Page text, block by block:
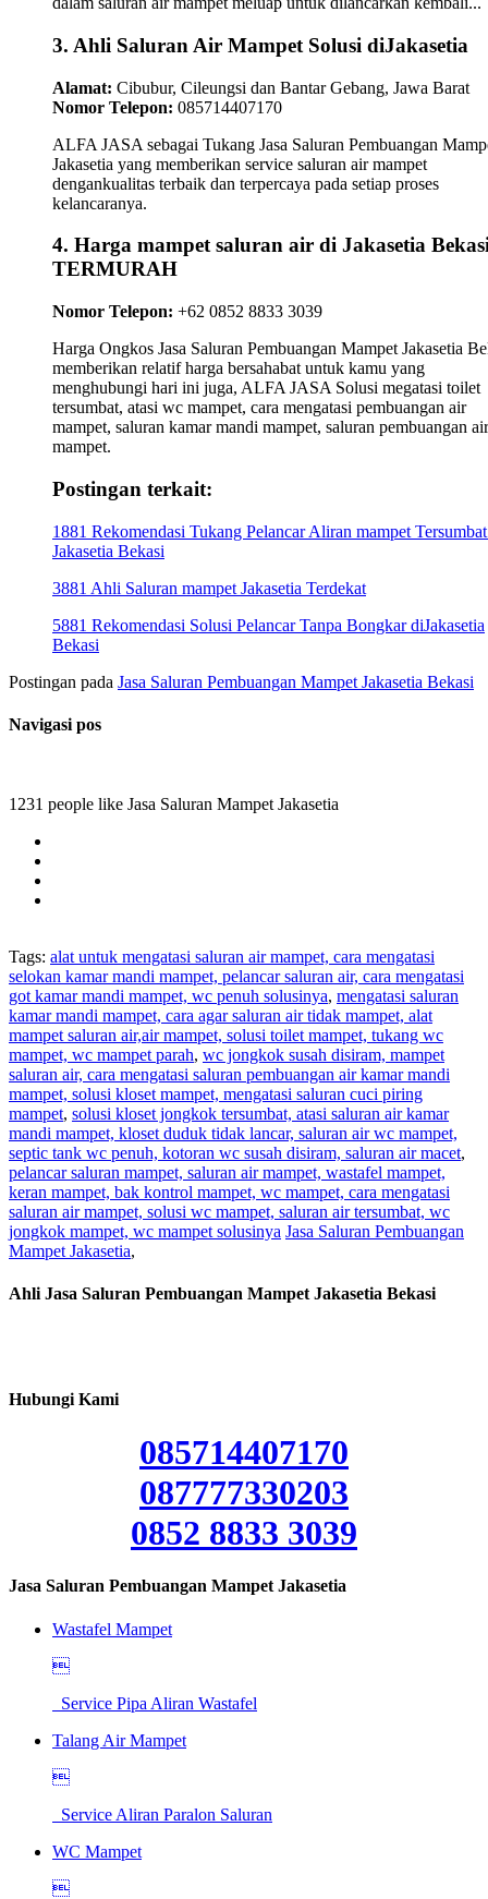
3. Ahli Saluran Air Mampet Solusi diJakasetia
Alamat: Cibubur, Cileungsi dan Bantar Gebang, Jawa Barat
Nomor Telepon: 085714407170
ALFA JASA sebagai Tukang Jasa Saluran Pembuangan
Jakasetia yang memberikan service saluran air mampet
dengankualitas terbaik dan terpercaya pada setiap proses
kelancaranya.
4. Harga mampet saluran air di Jakasetia
TERMURAH
Nomor Telepon: +62 0852 8833 3039
Harga Ongkos Jasa Saluran Pembuangan Mampet Jakasetia
memberikan relatif harga bersahabat untuk kamu yang
menghubungi hari ini juga, ALFA JASA Solusi megatasi toilet
tersumbat, atasi wc mampet, cara mengatasi pembuangan air
mampet, saluran kamar mandi mampet, saluran pembuangan air
mampet.
Postingan terkait:
1881 Rekomendasi Tukang Pelancar Aliran mampet
Jakasetia Bekasi
3881 Ahli Saluran mampet Jakasetia Terdekat
5881 Rekomendasi Solusi Pelancar Tanpa Bongkar diJakasetia
Bekasi
Postingan pada Jasa Saluran Pembuangan Mampet Jakasetia Bekasi
Navigasi pos
1231 people like Jasa Saluran Mampet Jakasetia
Tags: alat untuk mengatasi saluran air mampet, cara mengatasi
selokan kamar mandi mampet, pelancar saluran air, cara mengatasi
got kamar mandi mampet, wc penuh solusinya, mengatasi saluran
kamar mandi mampet, cara agar saluran air tidak mampet, alat
mampet saluran air,air mampet, solusi toilet mampet, tukang wc
mampet, wc mampet parah, wc jongkok susah disiram, mampet
saluran air, cara mengatasi saluran pembuangan air kamar mandi
mampet, solusi kloset mampet, mengatasi saluran cuci piring
mampet, solusi kloset jongkok tersumbat, atasi saluran air kamar
mandi mampet, kloset duduk tidak lancar, saluran air wc mampet,
septic tank wc penuh, kotoran wc susah disiram, saluran air macet,
pelancar saluran mampet, saluran air mampet, wastafel mampet,
keran mampet, bak kontrol mampet, wc mampet, cara mengatasi
saluran air mampet, solusi wc mampet, saluran air tersumbat, wc
jongkok mampet, wc mampet solusinya Jasa Saluran Pembuangan
Mampet Jakasetia,
Ahli Jasa Saluran Pembuangan Mampet Jakasetia Bekasi
Hubungi Kami
085714407170
087777330203
0852 8833 3039
Jasa Saluran Pembuangan Mampet Jakasetia
Wastafel Mampet

Service Pipa Aliran Wastafel
Talang Air Mampet

Service Aliran Paralon Saluran
WC Mampet
